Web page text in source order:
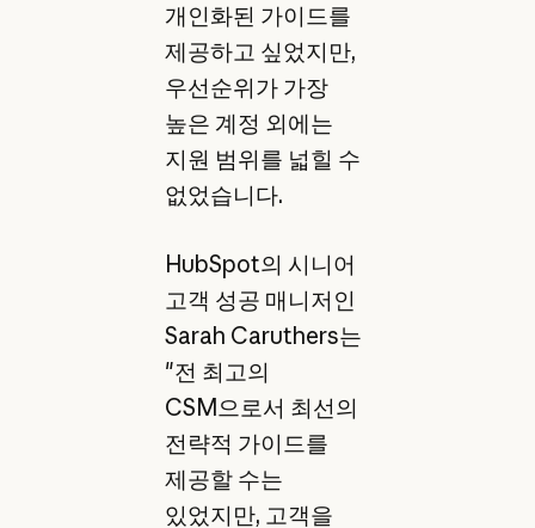
개인화된 가이드를
제공하고 싶었지만,
우선순위가 가장
높은 계정 외에는
지원 범위를 넓힐 수
없었습니다.
HubSpot의 시니어
고객 성공 매니저인
Sarah Caruthers는
"전 최고의
CSM으로서 최선의
전략적 가이드를
제공할 수는
있었지만, 고객을